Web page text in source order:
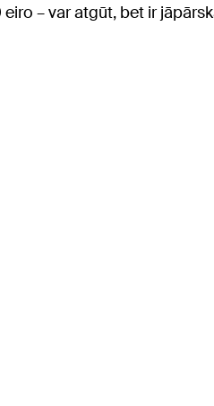
– var atgūt, bet ir